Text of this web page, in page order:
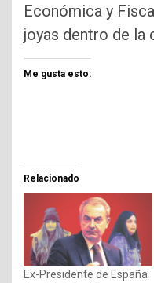
Económica y
joyas dentro de la
Me gusta esto:
Relacionado
Ex-Presidente de España